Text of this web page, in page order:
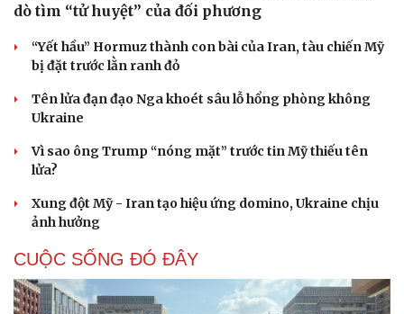
dò tìm “tử huyệt” của đối phương
“Yết hầu” Hormuz thành con bài của Iran, tàu chiến Mỹ
bị đặt trước lằn ranh đỏ
Tên lửa đạn đạo Nga khoét sâu lỗ hổng phòng không
Ukraine
Vì sao ông Trump “nóng mặt” trước tin Mỹ thiếu tên
lửa?
Xung đột Mỹ - Iran tạo hiệu ứng domino, Ukraine chịu
ảnh hưởng
CUỘC SỐNG ĐÓ ĐÂY